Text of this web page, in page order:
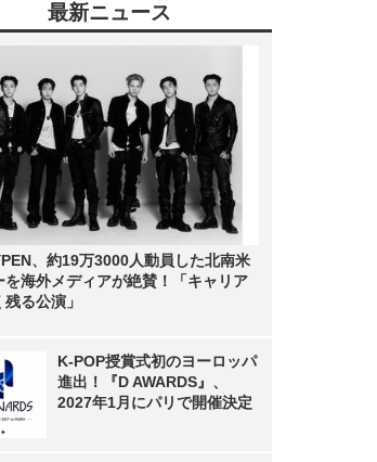
最新ニュース
、約19万3000人動員した北南米
を海外メディアが絶賛！「キャリア
る公演」
K-POP授賞式初のヨーロッパ
進出！『D AWARDS』、
2027年1月にパリで開催決定